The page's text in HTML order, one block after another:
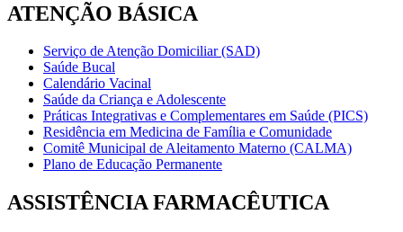
ATENÇÃO BÁSICA
Serviço de Atenção Domiciliar (SAD)
Saúde Bucal
Calendário Vacinal
Saúde da Criança e Adolescente
Práticas Integrativas e Complementares em Saúde (PICS)
Residência em Medicina de Família e Comunidade
Comitê Municipal de Aleitamento Materno (CALMA)
Plano de Educação Permanente
ASSISTÊNCIA FARMACÊUTICA